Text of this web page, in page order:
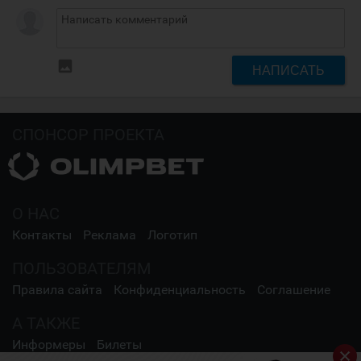
НАПИСАТЬ
Контакты Реклама Логотип
Правила сайта Конфиденциальность Соглашение
Информеры Билеты